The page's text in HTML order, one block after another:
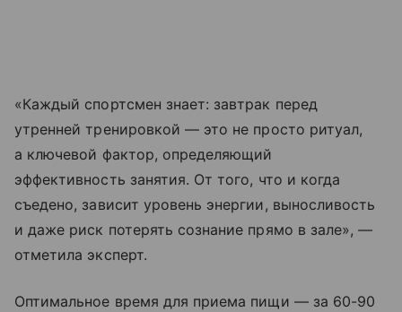
«Каждый спортсмен знает: завтрак перед
утренней тренировкой — это не просто ритуал,
а ключевой фактор, определяющий
эффективность занятия. От того, что и когда
съедено, зависит уровень энергии, выносливость
и даже риск потерять сознание прямо в зале», —
отметила эксперт.
Оптимальное время для приема пищи — за 60-90